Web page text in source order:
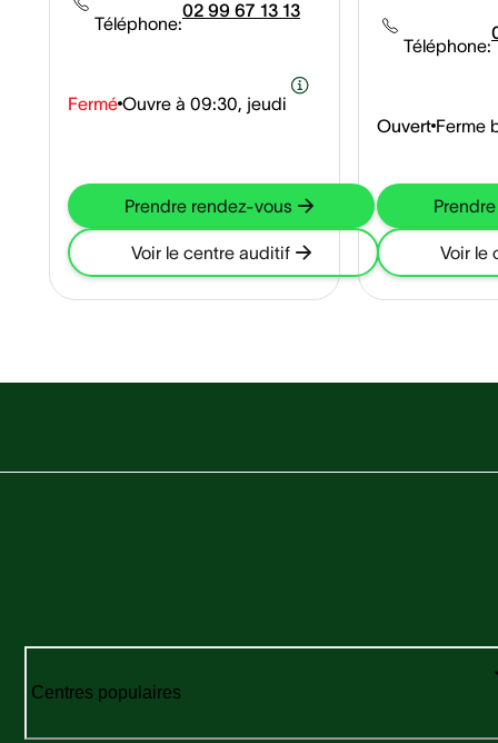
Téléphone:
02 99 67 13 13
Fermé Ouvre à 09:30, jeudi
Prendre rendez-vous
Voir le centre auditif
Téléphone:
Ouvert Ferme
Voir le
Centres populaires